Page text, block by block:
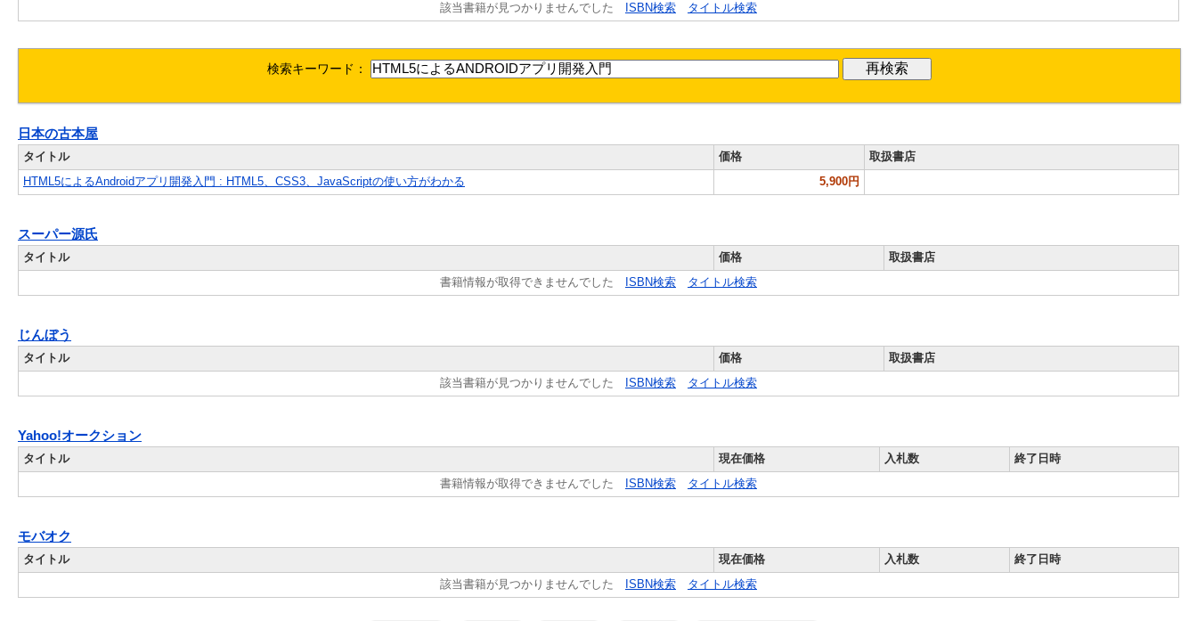
該当書籍が見つかりませんでした
ISBN検索 タイトル検索
検索キーワード：
日本の古本屋
タイトル 価格
取扱書店
HTML5によるAndroidアプリ開発入門 : HTML5、CSS3、JavaScriptの使い方がわかる
5,900円
スーパー源氏
タイトル 価格
取扱書店
書籍情報が取得できませんでした
ISBN検索 タイトル検索
じんぼう
タイトル 価格
取扱書店
該当書籍が見つかりませんでした
ISBN検索 タイトル検索
Yahoo!オークション
タイトル 現在価格 入札数
終了日時
書籍情報が取得できませんでした
ISBN検索 タイトル検索
モバオク
タイトル 現在価格 入札数
終了日時
該当書籍が見つかりませんでした
ISBN検索 タイトル検索